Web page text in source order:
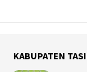
KABUPATEN